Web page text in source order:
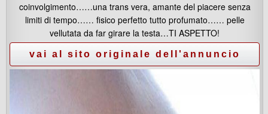
coinvolgimento……una trans vera, amante del piacere senza
limiti di tempo…… fisico perfetto tutto profumato…… pelle
vellutata da far girare la testa…TI ASPETTO!